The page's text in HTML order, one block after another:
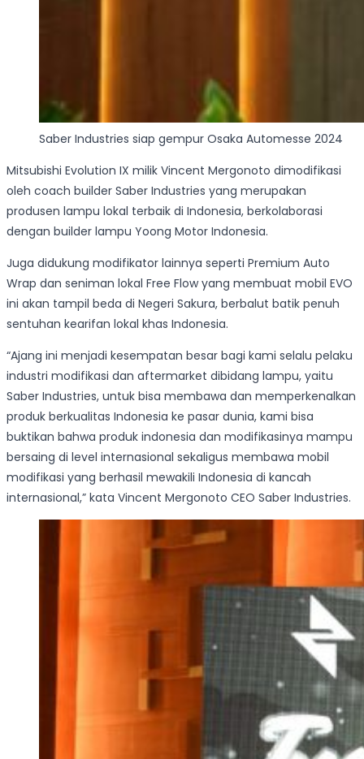
Saber Industries siap gempur Osaka Automesse 2024
Mitsubishi Evolution IX milik Vincent Mergonoto dimodifikasi
oleh coach builder Saber Industries yang merupakan
produsen lampu lokal terbaik di Indonesia, berkolaborasi
dengan builder lampu Yoong Motor Indonesia.
Juga didukung modifikator lainnya seperti Premium Auto
Wrap dan seniman lokal Free Flow yang membuat mobil EVO
ini akan tampil beda di Negeri Sakura, berbalut batik penuh
sentuhan kearifan lokal khas Indonesia.
“Ajang ini menjadi kesempatan besar bagi kami selalu pelaku
industri modifikasi dan aftermarket dibidang lampu, yaitu
Saber Industries, untuk bisa membawa dan memperkenalkan
produk berkualitas Indonesia ke pasar dunia, kami bisa
buktikan bahwa produk indonesia dan modifikasinya mampu
bersaing di level internasional sekaligus membawa mobil
modifikasi yang berhasil mewakili Indonesia di kancah
internasional,” kata Vincent Mergonoto CEO Saber Industries.